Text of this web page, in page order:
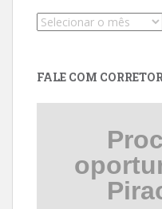
Pesquise
FALE COM